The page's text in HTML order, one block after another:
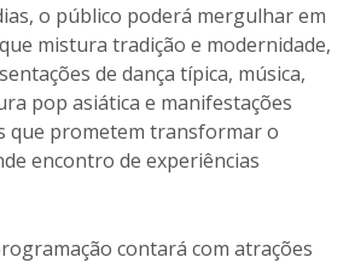
o público poderá mergulhar em
mistura tradição e modernidade,
de dança típica, música,
pop asiática e manifestações
que prometem transformar o
encontro de experiências
contará com atrações